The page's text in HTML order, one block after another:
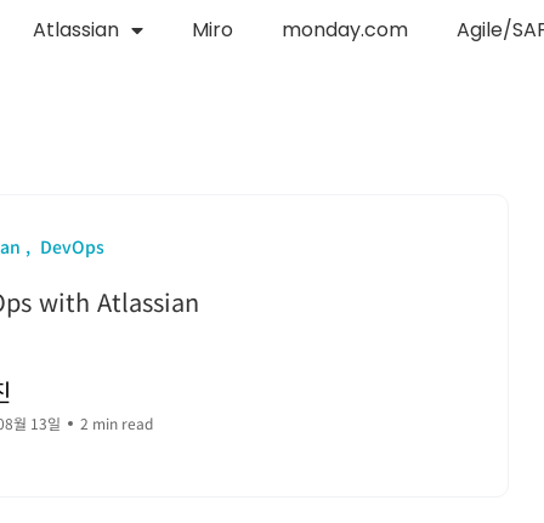
Atlassian Miro monday.com Agile/
DevOps
with Atlassian
월 13일 2 min read